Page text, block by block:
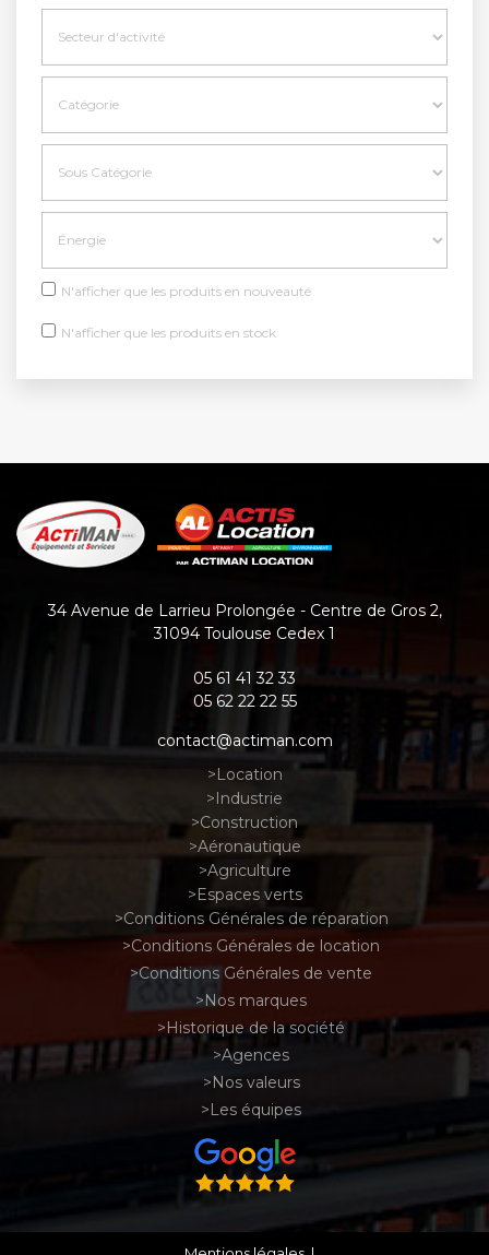
N'afficher que les produits en nouveauté
N'afficher que les produits en stock
34 Avenue de Larrieu Prolongée - Centre de Gros 2,
31094 Toulouse Cedex 1
05 61 41 32 33
05 62 22 22 55
contact@actiman.com
Location
Industrie
Construction
Aéronautique
Agriculture
Espaces verts
Conditions Générales de réparation
Conditions Générales de location
Conditions Générales de vente
Nos marques
Historique de la société
Agences
Nos valeurs
Les équipes